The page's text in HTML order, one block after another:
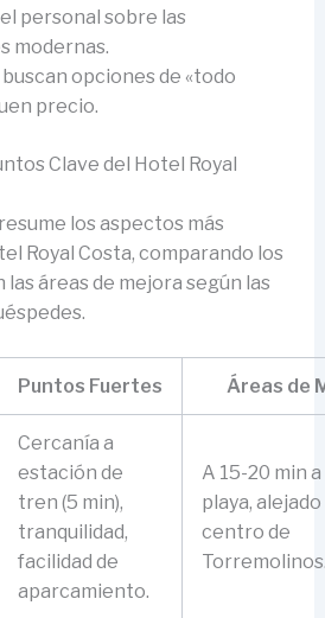
personal sobre las
modernas.
buscan opciones de «todo
precio.
Clave del Hotel Royal
los aspectos más
Royal Costa, comparando los
áreas de mejora según las
Puntos Fuertes Áreas de
Cercanía a
estación de
tren (5 min),
tranquilidad,
facilidad de
aparcamiento.
A 15-20 min
playa,
centro de